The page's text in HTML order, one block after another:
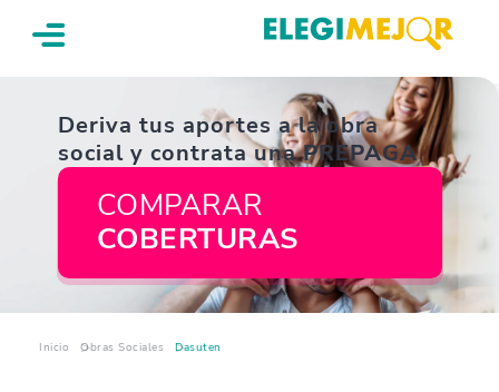
Deriva tus aportes a la obra
social y contrata unaPREPAGA
COMPARAR
COBERTURAS
Inicio Obras Sociales Dasuten